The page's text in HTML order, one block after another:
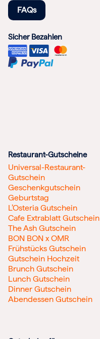
FAQs
Sicher Bezahlen
Restaurant-Gutscheine
Universal-Restaurant-
Gutschein
Geschenkgutschein
Geburtstag
L’Osteria Gutschein
Cafe Extrablatt Gutschein
The Ash Gutschein
BON BON x OMR
Frühstücks Gutschein
Gutschein Hochzeit
Brunch Gutschein
Lunch Gutschein
Dinner Gutschein
Abendessen Gutschein